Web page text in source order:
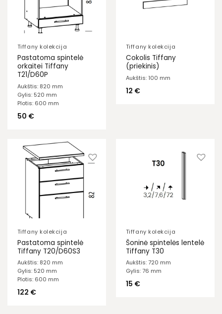
Tiffany kolekcija
Pastatoma spintelė
orkaitei Tiffany
T21/D60P
Aukštis: 820 mm
Gylis: 520 mm
Plotis: 600 mm
50 €
Tiffany kolekcija
Cokolis Tiffany
(priekinis)
Aukštis: 100 mm
12 €
Tiffany kolekcija
Pastatoma spintelė
Tiffany T20/D60S3
Aukštis: 820 mm
Gylis: 520 mm
Plotis: 600 mm
122 €
Tiffany kolekcija
Šoninė spintelės lentelė
Tiffany T30
Aukštis: 720 mm
Gylis: 76 mm
15 €